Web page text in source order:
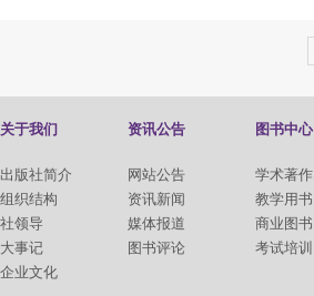
关于我们
出版社简介
组织结构
社领导
大事记
企业文化
资讯公告
网站公告
资讯新闻
媒体报道
图书评论
图书中心
学术著作
教学用书
商业图书
考试培训